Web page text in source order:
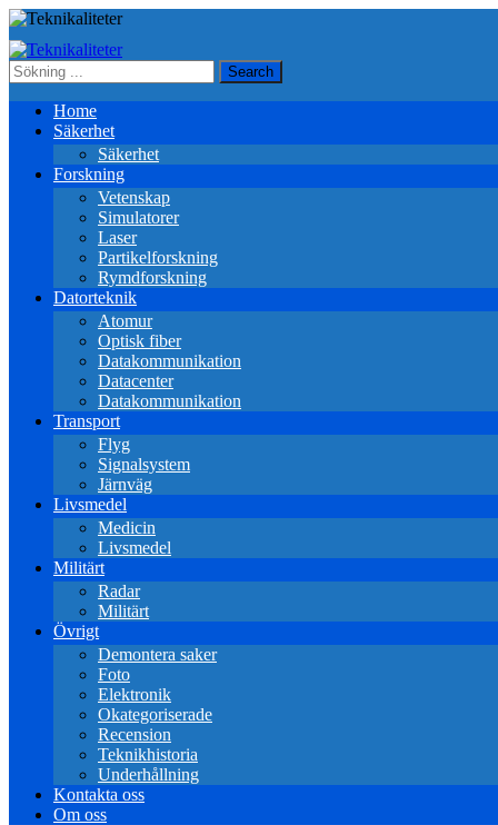
Home
Säkerhet
Säkerhet
Forskning
Vetenskap
Simulatorer
Laser
Partikelforskning
Rymdforskning
Datorteknik
Atomur
Optisk fiber
Datakommunikation
Datacenter
Datakommunikation
Transport
Flyg
Signalsystem
Järnväg
Livsmedel
Medicin
Livsmedel
Militärt
Radar
Militärt
Övrigt
Demontera saker
Foto
Elektronik
Okategoriserade
Recension
Teknikhistoria
Underhållning
Kontakta oss
Om oss